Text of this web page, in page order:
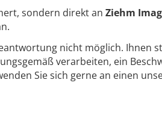
sondern direkt an Ziehm
nicht möglich. Ihnen
verarbeiten, ein
Sie sich gerne an einen